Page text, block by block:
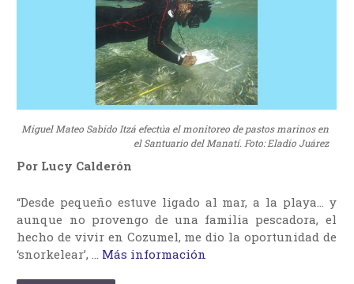
Miguel Mateo Sabido Itzá efectúa el monitoreo de pastos marinos en
el Santuario del Manatí. Foto: Eladio Juárez
Por Lucy Calderón
“Desde pequeño estuve ligado al mar, a la playa… y
aunque no provengo de una familia pescadora, el
hecho de vivir en Cozumel, me dio la oportunidad de
‘snorkelear’, … Más información